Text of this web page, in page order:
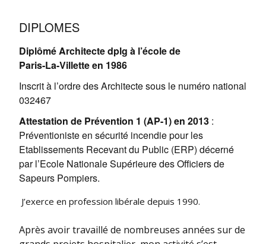
DIPLOMES
Diplômé Architecte dplg à l’école de
Paris-La-Villette en 1986
Inscrit à l’ordre des Architecte sous le numéro national
032467
Attestation de Prévention 1 (AP-1) en 2013 :
Préventioniste en sécurité incendie pour les
Etablissements Recevant du Public (ERP) décerné
par l’Ecole Nationale Supérieure des Officiers de
Sapeurs Pompiers.
J’exerce en profession libérale depuis 1990.
Après avoir travaillé de nombreuses années sur de